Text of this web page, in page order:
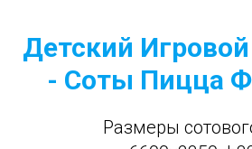
Детский
- Соты Пицца
Размеры